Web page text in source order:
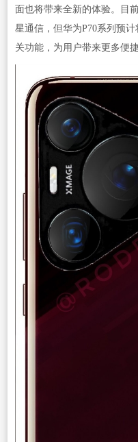
面也将带来全新的体验。目
星通信，但华为P70系列预
关功能，为用户带来更多便捷